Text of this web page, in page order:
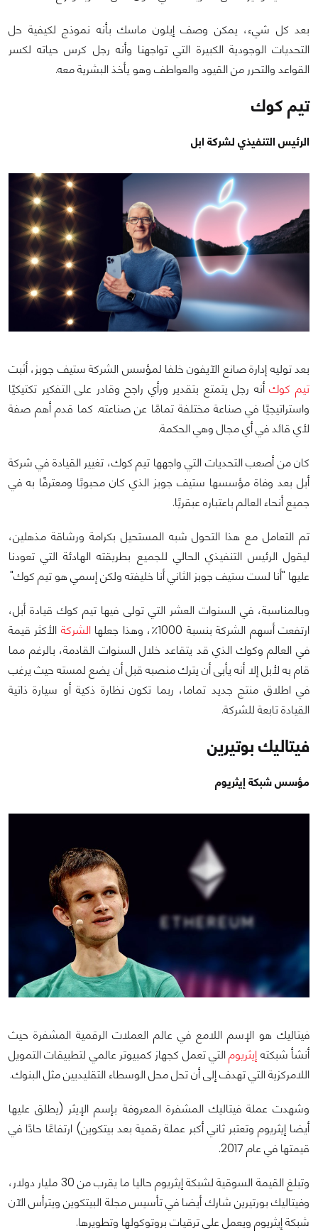
بعد كل شيء، يمكن وصف إيلون ماسك بأنه نموذج لكيفية حل
التحديات الوجودية الكبيرة التي تواجهنا وأنه رجل كرس حياته لكسر
القواعد والتحرر من القيود والعواطف وهو يأخذ البشرية معه.
تيم كوك
الرئيس التنفيذي لشركة ابل
بعد توليه إدارة صانع الآيفون خلفا لمؤسس الشركة ستيف جوبز، أثبت
تيم كوكأنه رجل يتمتع بتقدير ورأي راجح وقادر على التفكير تكتيكيًا
واستراتيجيًا في صناعة مختلفة تمامًا عن صناعته. كما قدم أهم صفة
لأي قائد في أي مجال وهي الحكمة.
كان من أصعب التحديات التي واجهها تيم كوك، تغيير القيادة في شركة
أبل بعد وفاة مؤسسها ستيف جوبز الذي كان محبوبًا ومعترفًا به في
جميع أنحاء العالم باعتباره عبقريًا.
تم التعامل مع هذا التحول شبه المستحيل بكرامة ورشاقة مذهلين،
ليقول الرئيس التنفيذي الحالي للجميع بطريقته الهادئة التي تعودنا
عليها "أنا لست ستيف جوبز الثاني أنا خليفته ولكن إسمي هو تيم كوك"
وبالمناسبة، في السنوات العشر التي تولى فيها تيم كوك قيادة أبل،
ارتفعت أسهم الشركة بنسبة 1000٪، وهذا جعلها
الشركة الأكثر قيمة
في العالم وكوك الذي قد يتقاعد خلال السنوات القادمة، بالرغم مما
قام به لأبل إلا أنه يأبى أن يترك منصبه قبل أن يضع لمسته حيث يرغب
في اطلاق منتج جديد تماما، ربما تكون نظارة ذكية أو سيارة ذاتية
القيادة تابعة للشركة.
فيتاليك بوتيرين
مؤسس شبكة إيثريوم
فيتاليك هو الإسم اللامع في عالم العملات الرقمية المشفرة حيث
أنشأ شبكته إيثريومالتي تعمل كجهاز كمبيوتر عالمي لتطبيقات التمويل
اللامركزية التي تهدف إلى أن تحل محل الوسطاء التقليديين مثل البنوك.
وشهدت عملة فيتاليك المشفرة المعروفة بإسم الإيثر (يطلق عليها
أيضا إيثريوم وتعتبر ثاني أكبر عملة رقمية بعد بيتكوين) ارتفاعًا حادًا في
قيمتها في عام 2017.
وتبلغ القيمة السوقية لشبكة إيثريوم حاليا ما يقرب من 30 مليار دولار،
وفيتاليك بورتيرين شارك أيضا في تأسيس مجلة البيتكوين ويترأس الآن
شبكة إيثريوم ويعمل على ترقيات بروتوكولها وتطويرها.